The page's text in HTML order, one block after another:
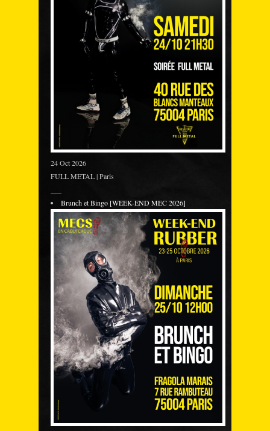
24 Oct 2026
FULL METAL | Paris
Brunch et Bingo [WEEK-END MEC 2026]